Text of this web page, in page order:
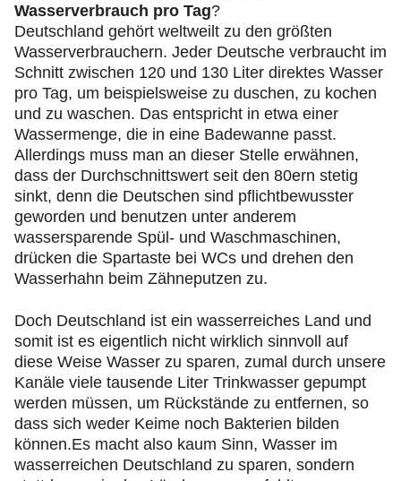
Wasserverbrauch pro Tag?
Deutschland gehört weltweilt zu den größten
Wasserverbrauchern. Jeder Deutsche verbraucht im
Schnitt zwischen 120 und 130 Liter direktes Wasser
pro Tag, um beispielsweise zu duschen, zu kochen
und zu waschen. Das entspricht in etwa einer
Wassermenge, die in eine Badewanne passt.
Allerdings muss man an dieser Stelle erwähnen,
dass der Durchschnittswert seit den 80ern stetig
sinkt, denn die Deutschen sind pflichtbewusster
geworden und benutzen unter anderem
wassersparende Spül- und Waschmaschinen,
drücken die Spartaste bei WCs und drehen den
Wasserhahn beim Zähneputzen zu.
Doch Deutschland ist ein wasserreiches Land und
somit ist es eigentlich nicht wirklich sinnvoll auf
diese Weise Wasser zu sparen, zumal durch unsere
Kanäle viele tausende Liter Trinkwasser gepumpt
werden müssen, um Rückstände zu entfernen, so
dass sich weder Keime noch Bakterien bilden
können.Es macht also kaum Sinn, Wasser im
wasserreichen Deutschland zu sparen, sondern